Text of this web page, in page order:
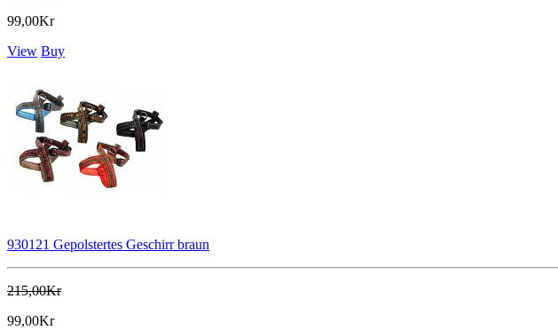
99,00Kr
View Buy
930121 Gepolstertes Geschirr braun
215,00Kr
99,00Kr